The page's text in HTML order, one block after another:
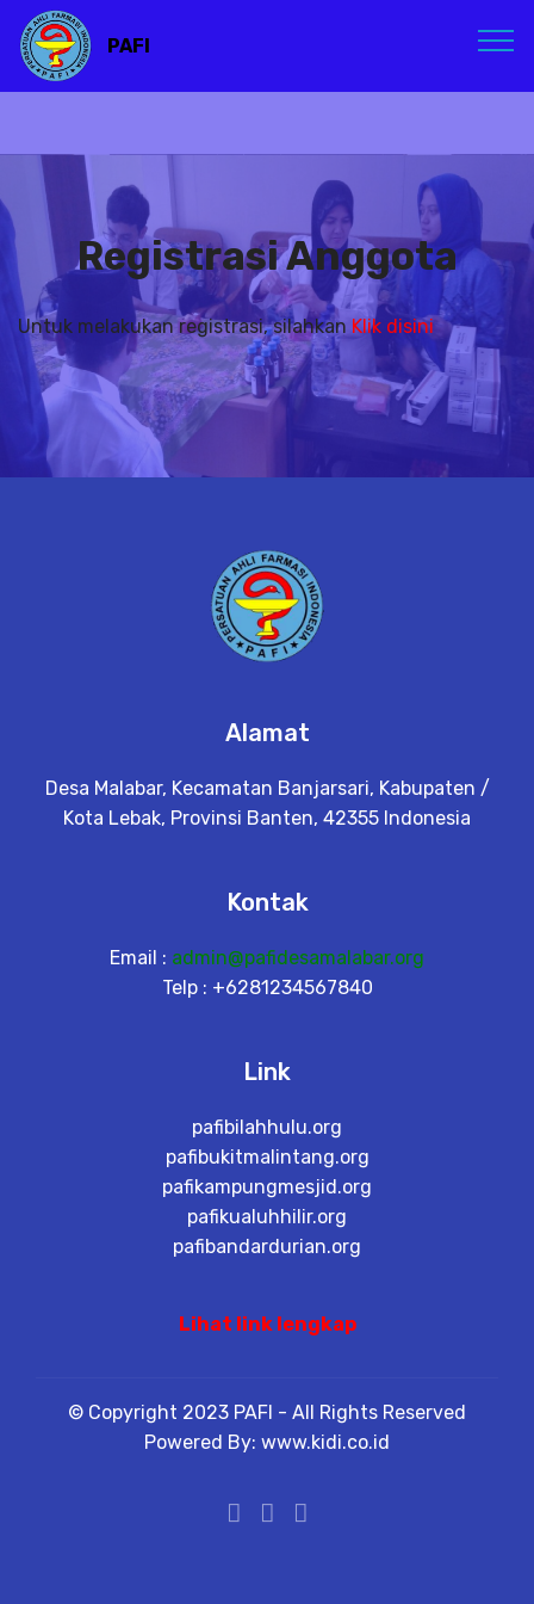
PAFI
Registrasi Anggota
Untuk melakukan registrasi, silahkan Klik disini
Alamat
Desa Malabar, Kecamatan Banjarsari, Kabupaten /
Kota Lebak, Provinsi Banten, 42355 Indonesia
Kontak
Email : admin@pafidesamalabar.org
Telp : +6281234567840
Link
pafibilahhulu.org
pafibukitmalintang.org
pafikampungmesjid.org
pafikualuhhilir.org
pafibandardurian.org
Lihat link lengkap
© Copyright 2023 PAFI - All Rights Reserved
Powered By: www.kidi.co.id